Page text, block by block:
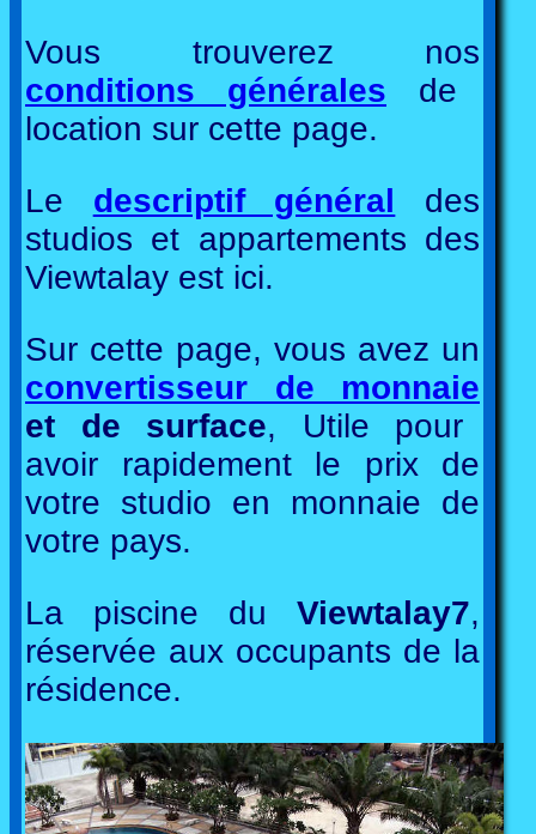
Vous trouverez nos
conditions générales de
location sur cette page.
Le descriptif général des
studios et appartements des
Viewtalay est ici.
Sur cette page, vous avez un
convertisseur de monnaie
et de surface, Utile pour
avoir rapidement le prix de
votre studio en monnaie de
votre pays.
La piscine du Viewtalay7,
réservée aux occupants de la
résidence.